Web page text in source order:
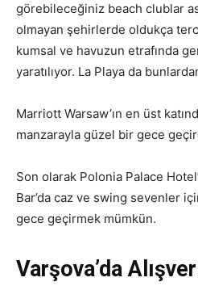
görebileceğiniz beach clublar
olmayan şehirlerde oldukça
kumsal ve havuzun etrafında
yaratılıyor. La Playa da
Marriott Warsaw’ın en üst
manzarayla güzel bir gece
Son olarak Polonia Palace
Bar’da caz ve swing sevenler
gece geçirmek mümkün.
Varşova’da